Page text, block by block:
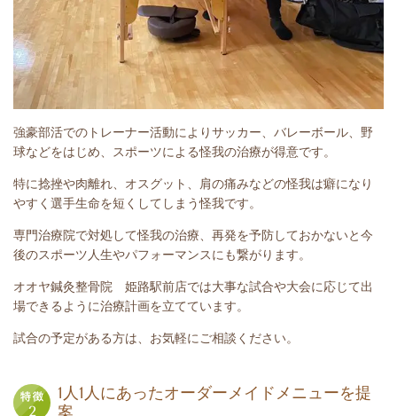
強豪部活でのトレーナー活動によりサッカー、バレーボール、野
球などをはじめ、スポーツによる怪我の治療が得意です。
特に捻挫や肉離れ、オスグット、肩の痛みなどの怪我は癖になり
やすく選手生命を短くしてしまう怪我です。
専門治療院で対処して怪我の治療、再発を予防しておかないと今
後のスポーツ人生やパフォーマンスにも繋がります。
オオヤ鍼灸整骨院 姫路駅前店では大事な試合や大会に応じて出
場できるように治療計画を立てています。
試合の予定がある方は、お気軽にご相談ください。
1人1人にあったオーダーメイドメニューを提